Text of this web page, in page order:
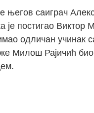
његов саиграч
постигао Виктор
одличан учинак
Милош Рајичић био